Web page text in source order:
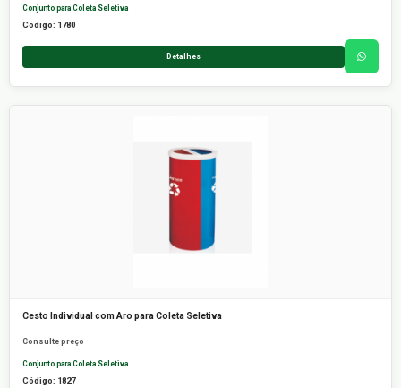
Conjunto para Coleta Seletiva
Código: 1780
Detalhes
Cesto Individual com Aro para Coleta Seletiva
Consulte preço
Conjunto para Coleta Seletiva
Código: 1827